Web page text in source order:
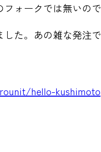
フォークでは無いの
した。あの雑な発注
hello-kushimoto